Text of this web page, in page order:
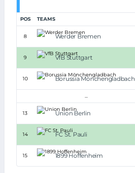
POS TEAMS
8 Werder Bremen
9 VfB Stuttgart
10 Borussia Mönchengladbach
...
13 Union Berlin
14 FC St. Pauli
15 1899 Hoffenheim